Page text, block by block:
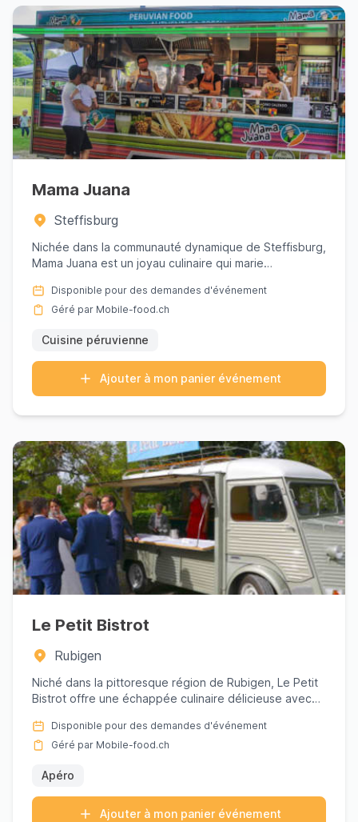
Mama Juana
Steffisburg
Nichée dans la communauté dynamique de Steffisburg,
Mama Juana est un joyau culinaire qui marie
Disponible pour des demandes d'événement
Géré par Mobile-food.ch
Cuisine péruvienne
Ajouter à mon panier événement
Le Petit Bistrot
Rubigen
Niché dans la pittoresque région de Rubigen, Le Petit
Bistrot offre une échappée culinaire délicieuse avec
Disponible pour des demandes d'événement
Géré par Mobile-food.ch
Apéro
Ajouter à mon panier événement